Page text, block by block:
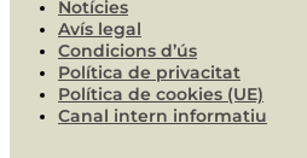
Notícies
Avís legal
Condicions d’ús
Política de privacitat
Política de cookies (UE)
Canal intern informatiu